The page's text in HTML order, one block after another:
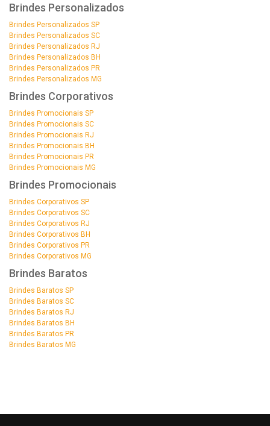
Brindes Personalizados
Brindes Personalizados SP
Brindes Personalizados SC
Brindes Personalizados RJ
Brindes Personalizados BH
Brindes Personalizados PR
Brindes Personalizados MG
Brindes Corporativos
Brindes Promocionais SP
Brindes Promocionais SC
Brindes Promocionais RJ
Brindes Promocionais BH
Brindes Promocionais PR
Brindes Promocionais MG
Brindes Promocionais
Brindes Corporativos SP
Brindes Corporativos SC
Brindes Corporativos RJ
Brindes Corporativos BH
Brindes Corporativos PR
Brindes Corporativos MG
Brindes Baratos
Brindes Baratos SP
Brindes Baratos SC
Brindes Baratos RJ
Brindes Baratos BH
Brindes Baratos PR
Brindes Baratos MG